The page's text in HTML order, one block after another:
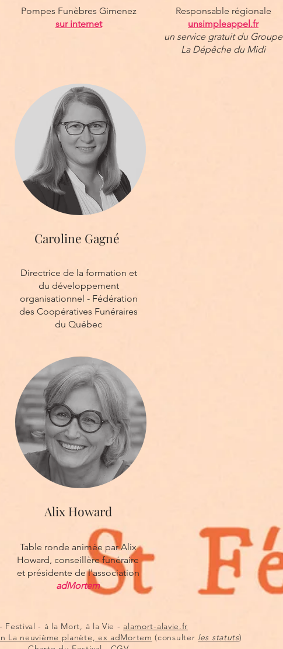
Pompes Funèbres Gimenez
sur internet
Responsable régionale
unsimpleappel.fr
un service gratuit du Groupe
La Dépêche du Midi
Caroline Gagné
Directrice de la formation et
du développement
organisationnel - Fédération
des Coopératives Funéraires
du Québec
Alix Howard
Table ronde animée par Alix
Howard, conseillère funéraire
et présidente de l'association
adMortem
Festival - à la Mort, à la Vie - alamort-alavie.fr
La neuvième planète, ex adMortem (consulter les statuts)